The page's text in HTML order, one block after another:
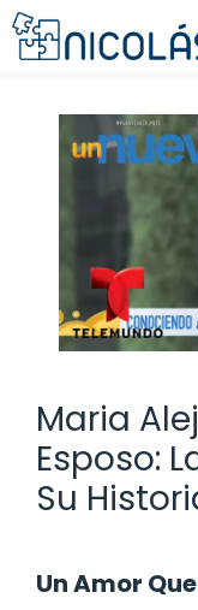
Saltar
al
Maria
Esposo:
Su
Un Amor